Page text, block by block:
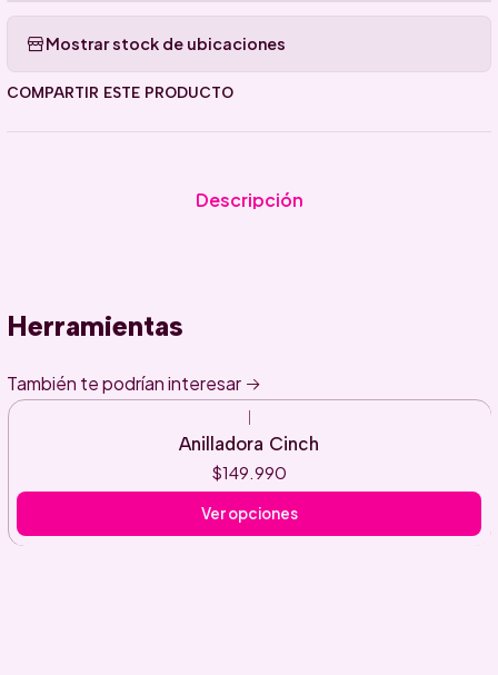
Mostrar stock de ubicaciones
COMPARTIR ESTE PRODUCTO
Descripción
Herramientas
También te podrían interesar
Anilladora Cinch
$149.990
Ver opciones